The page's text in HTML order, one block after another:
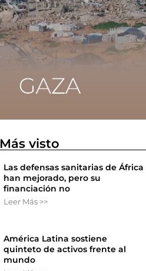
Más visto
Las defensas sanitarias de África
han mejorado, pero su
financiación no
Leer Más >>
América Latina sostiene
quinteto de activos frente al
mundo